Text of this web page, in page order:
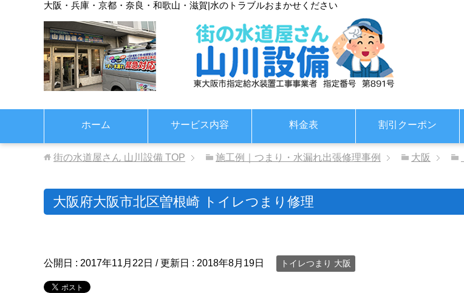
大阪・兵庫・京都・奈良・和歌山・滋賀|水のトラブルおまかせください
ホーム サービス内容 料金表 割引クーポン
街の水道屋さん 山川設備 TOP 施工例｜つまり・水漏れ出張修理事例 大阪
大阪府大阪市北区曽根崎 トイレつまり修理
公開日 : 2017年11月22日 / 更新日 : 2018年8月19日 トイレつまり 大阪